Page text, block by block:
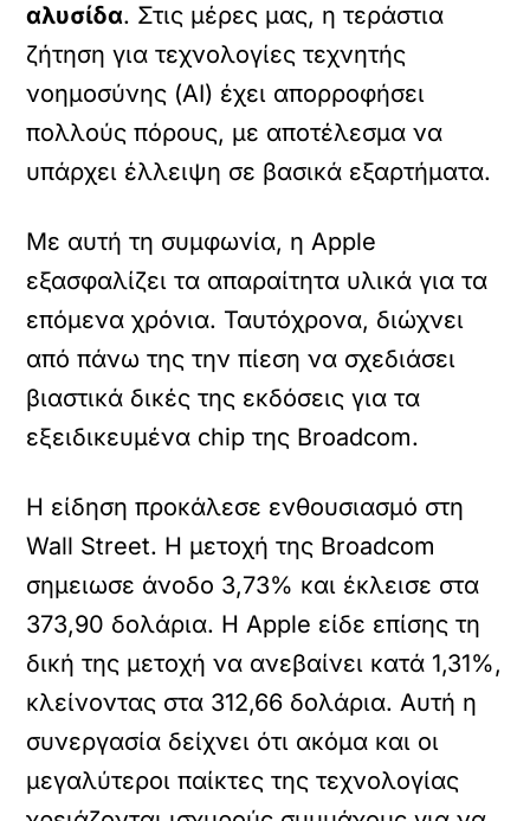
αλυσίδα. Στις μέρες μας, η τεράστια
ζήτηση για τεχνολογίες τεχνητής
νοημοσύνης (AI) έχει απορροφήσει
πολλούς πόρους, με αποτέλεσμα να
υπάρχει έλλειψη σε βασικά εξαρτήματα.
Με αυτή τη συμφωνία, η Apple
εξασφαλίζει τα απαραίτητα υλικά για τα
επόμενα χρόνια. Ταυτόχρονα, διώχνει
από πάνω της την πίεση να σχεδιάσει
βιαστικά δικές της εκδόσεις για τα
εξειδικευμένα chip της Broadcom.
Η είδηση προκάλεσε ενθουσιασμό στη
Wall Street. Η μετοχή της Broadcom
σημειωσε άνοδο 3,73% και έκλεισε στα
373,90 δολάρια. Η Apple είδε επίσης τη
δική της μετοχή να ανεβαίνει κατά 1,31%,
κλείνοντας στα 312,66 δολάρια. Αυτή η
συνεργασία δείχνει ότι ακόμα και οι
μεγαλύτεροι παίκτες της τεχνολογίας